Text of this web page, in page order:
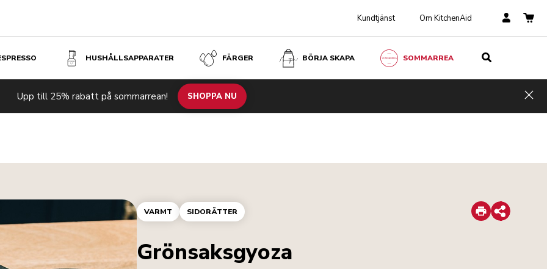
Kundtjänst Om KitchenAid
HUSHÅLLSAPPARATER FÄRGER BÖRJA SKAPA SOMMARREA
Upp till 25% rabatt på sommarrean! SHOPPA NU
VARMT SIDORÄTTER Print
Share
Grönsaksgyoza